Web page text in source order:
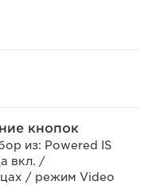
кнопок
из: Powered IS
вкл. /
/ режим Video